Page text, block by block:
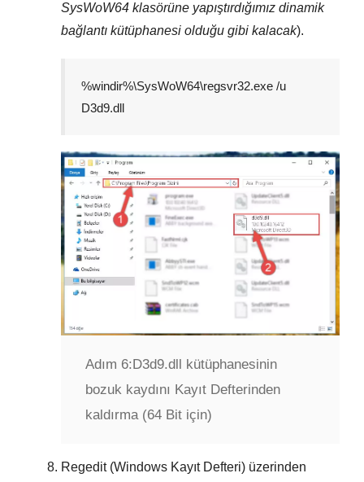
SysWoW64 klasörüne yapıştırdığımız dinamik
bağlantı kütüphanesi olduğu gibi kalacak).
%windir%\SysWoW64\regsvr32.exe /u
D3d9.dll
Adım 6: D3d9.dll kütüphanesinin
bozuk kaydını Kayıt Defterinden
kaldırma (64 Bit için)
Regedit (Windows Kayıt Defteri) üzerinden